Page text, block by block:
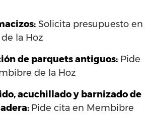
Solicita presupuesto en
la Hoz
de parquets antiguos: Pide
de la Hoz
acuchillado y barnizado de
Pide cita en Membibre